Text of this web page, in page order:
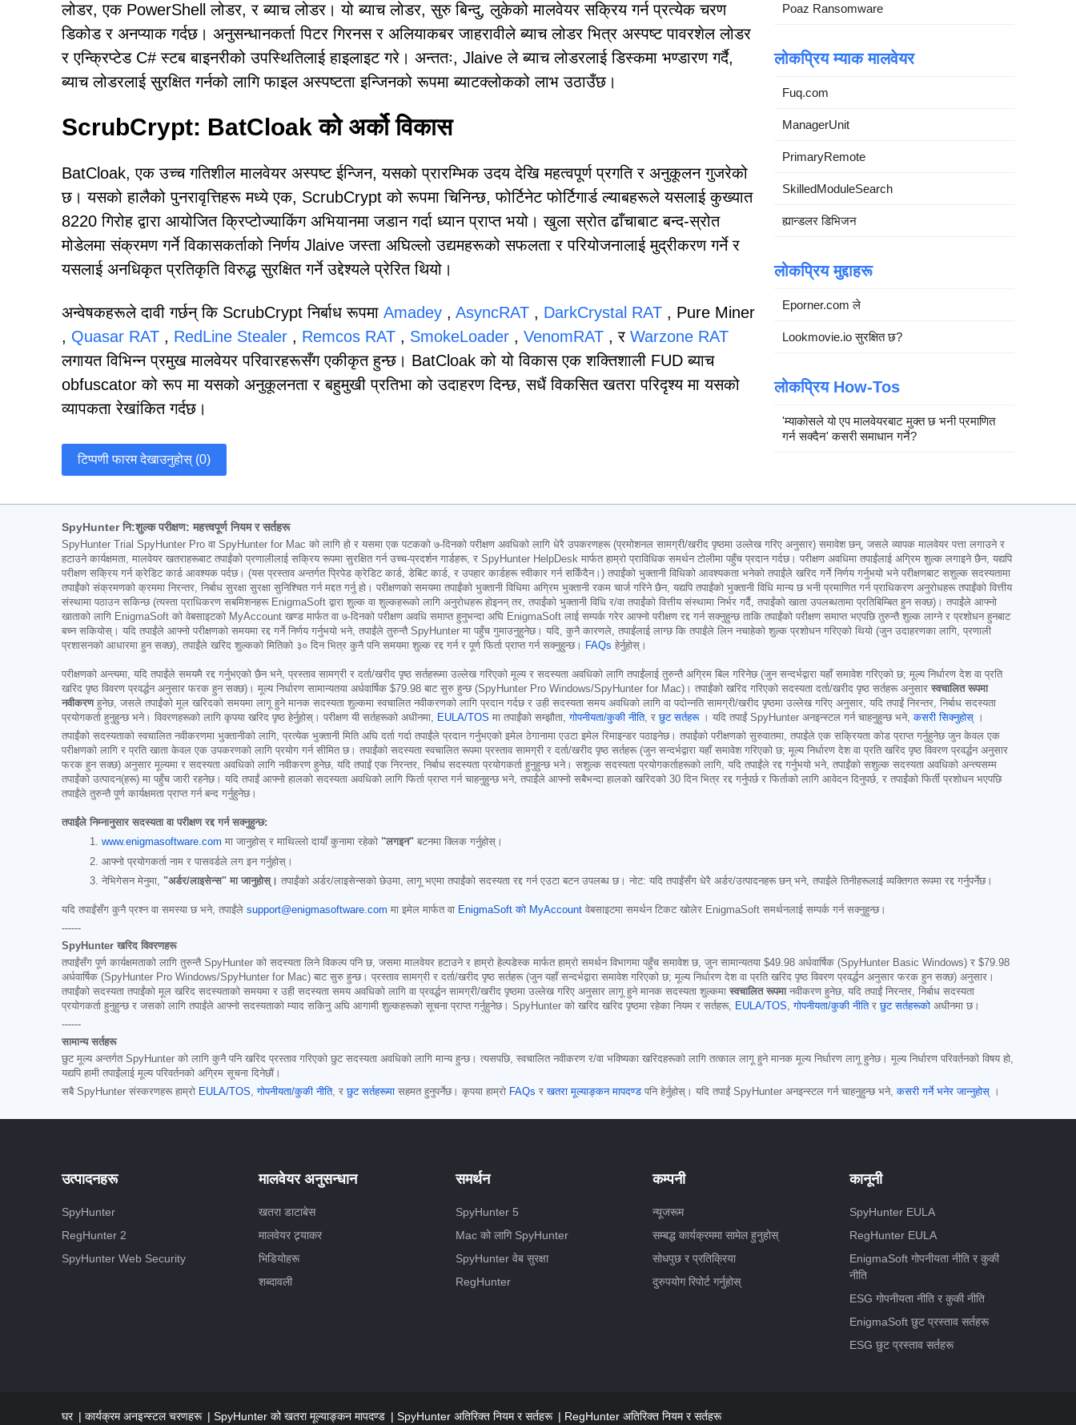
लोडर, एक PowerShell लोडर, र ब्याच लोडर। यो ब्याच लोडर, सुरु बिन्दु, लुकेको मालवेयर सक्रिय गर्न प्रत्येक चरण
डिकोड र अनप्याक गर्दछ। अनुसन्धानकर्ता पिटर गिरनस र अलियाकबर जाहरावीले ब्याच लोडर भित्र अस्पष्ट पावरशेल लोडर
र एन्क्रिप्टेड C# स्टब बाइनरीको उपस्थितिलाई हाइलाइट गरे। अन्ततः, Jlaive ले ब्याच लोडरलाई डिस्कमा भण्डारण गर्दै,
ब्याच लोडरलाई सुरक्षित गर्नको लागि फाइल अस्पष्टता इन्जिनको रूपमा ब्याटक्लोकको लाभ उठाउँछ।
ScrubCrypt: BatCloak को अर्को विकास
BatCloak, एक उच्च गतिशील मालवेयर अस्पष्ट ईन्जिन, यसको प्रारम्भिक उदय देखि महत्वपूर्ण प्रगति र अनुकूलन गुजरेको
छ। यसको हालैको पुनरावृत्तिहरू मध्ये एक, ScrubCrypt को रूपमा चिनिन्छ, फोर्टिनेट फोर्टिगार्ड ल्याबहरूले यसलाई कुख्यात
8220 गिरोह द्वारा आयोजित क्रिप्टोज्याकिंग अभियानमा जडान गर्दा ध्यान प्राप्त भयो। खुला स्रोत ढाँचाबाट बन्द-स्रोत
मोडेलमा संक्रमण गर्ने विकासकर्ताको निर्णय Jlaive जस्ता अघिल्लो उद्यमहरूको सफलता र परियोजनालाई मुद्रीकरण गर्ने र
यसलाई अनधिकृत प्रतिकृति विरुद्ध सुरक्षित गर्ने उद्देश्यले प्रेरित थियो।
अन्वेषकहरूले दावी गर्छन् कि ScrubCrypt निर्बाध रूपमा Amadey , AsyncRAT , DarkCrystal RAT , Pure Miner
, Quasar RAT , RedLine Stealer , Remcos RAT , SmokeLoader , VenomRAT , र Warzone RAT
लगायत विभिन्न प्रमुख मालवेयर परिवारहरूसँग एकीकृत हुन्छ। BatCloak को यो विकास एक शक्तिशाली FUD ब्याच
obfuscator को रूप मा यसको अनुकूलनता र बहुमुखी प्रतिभा को उदाहरण दिन्छ, सधैं विकसित खतरा परिदृश्य मा यसको
व्यापकता रेखांकित गर्दछ।
टिप्पणी फारम देखाउनुहोस् (0)
Poaz Ransomware
लोकप्रिय म्याक मालवेयर
Fuq.com
ManagerUnit
PrimaryRemote
SkilledModuleSearch
ह्यान्डलर डिभिजन
लोकप्रिय मुद्दाहरू
Eporner.com ले
Lookmovie.io सुरक्षित छ?
लोकप्रिय How-Tos
'म्याकोसले यो एप मालवेयरबाट मुक्त छ भनी प्रमाणित
गर्न सक्दैन' कसरी समाधान गर्ने?
SpyHunter नि:शुल्क परीक्षण: महत्त्वपूर्ण नियम र सर्तहरू
SpyHunter Trial SpyHunter Pro वा SpyHunter for Mac को लागि हो र यसमा एक पटकको ७-दिनको परीक्षण अवधिको लागि धेरै उपकरणहरू (प्रमोशनल सामग्री/खरीद पृष्ठमा उल्लेख गरिए अनुसार) समावेश छन्, जसले व्यापक मालवेयर पत्ता लगाउने र
हटाउने कार्यक्षमता, मालवेयर खतराहरूबाट तपाईंको प्रणालीलाई सक्रिय रूपमा सुरक्षित गर्न उच्च-प्रदर्शन गार्डहरू, र SpyHunter HelpDesk मार्फत हाम्रो प्राविधिक समर्थन टोलीमा पहुँच प्रदान गर्दछ। परीक्षण अवधिमा तपाईंलाई अग्रिम शुल्क लगाइने छैन, यद्यपि
परीक्षण सक्रिय गर्न क्रेडिट कार्ड आवश्यक पर्दछ। (यस प्रस्ताव अन्तर्गत प्रिपेड क्रेडिट कार्ड, डेबिट कार्ड, र उपहार कार्डहरू स्वीकार गर्न सकिँदैन।) तपाईंको भुक्तानी विधिको आवश्यकता भनेको तपाईंले खरिद गर्ने निर्णय गर्नुभयो भने परीक्षणबाट सशुल्क सदस्यतामा
तपाईंको संक्रमणको क्रममा निरन्तर, निर्बाध सुरक्षा सुरक्षा सुनिश्चित गर्न मद्दत गर्नु हो। परीक्षणको समयमा तपाईंको भुक्तानी विधिमा अग्रिम भुक्तानी रकम चार्ज गरिने छैन, यद्यपि तपाईंको भुक्तानी विधि मान्य छ भनी प्रमाणित गर्न प्राधिकरण अनुरोधहरू तपाईंको वित्तीय
संस्थामा पठाउन सकिन्छ (त्यस्ता प्राधिकरण सबमिशनहरू EnigmaSoft द्वारा शुल्क वा शुल्कहरूको लागि अनुरोधहरू होइनन् तर, तपाईंको भुक्तानी विधि र/वा तपाईंको वित्तीय संस्थामा निर्भर गर्दै, तपाईंको खाता उपलब्धतामा प्रतिबिम्बित हुन सक्छ)। तपाईंले आफ्नो
खाताको लागि EnigmaSoft को वेबसाइटको MyAccount खण्ड मार्फत वा ७-दिनको परीक्षण अवधि समाप्त हुनुभन्दा अघि EnigmaSoft लाई सम्पर्क गरेर आफ्नो परीक्षण रद्द गर्न सक्नुहुन्छ ताकि तपाईंको परीक्षण समाप्त भएपछि तुरुन्तै शुल्क लाग्ने र प्रशोधन हुनबाट
बच्न सकियोस्। यदि तपाईंले आफ्नो परीक्षणको समयमा रद्द गर्ने निर्णय गर्नुभयो भने, तपाईंले तुरुन्तै SpyHunter मा पहुँच गुमाउनुहुनेछ। यदि, कुनै कारणले, तपाईंलाई लाग्छ कि तपाईंले लिन नचाहेको शुल्क प्रशोधन गरिएको थियो (जुन उदाहरणका लागि, प्रणाली
प्रशासनको आधारमा हुन सक्छ), तपाईंले खरिद शुल्कको मितिको ३० दिन भित्र कुनै पनि समयमा शुल्क रद्द गर्न र पूर्ण फिर्ता प्राप्त गर्न सक्नुहुन्छ।
FAQs हेर्नुहोस्।
परीक्षणको अन्त्यमा, यदि तपाईंले समयमै रद्द गर्नुभएको छैन भने, प्रस्ताव सामग्री र दर्ता/खरीद पृष्ठ सर्तहरूमा उल्लेख गरिएको मूल्य र सदस्यता अवधिको लागि तपाईंलाई तुरुन्तै अग्रिम बिल गरिनेछ (जुन सन्दर्भद्वारा यहाँ समावेश गरिएको छ; मूल्य निर्धारण देश वा प्रति
खरिद पृष्ठ विवरण प्रवर्द्धन अनुसार फरक हुन सक्छ)। मूल्य निर्धारण सामान्यतया अर्धवार्षिक $79.98 बाट सुरु हुन्छ (SpyHunter Pro Windows/SpyHunter for Mac)। तपाईंको खरिद गरिएको सदस्यता दर्ता/खरीद पृष्ठ सर्तहरू अनुसार स्वचालित रूपमा
नवीकरणहुनेछ, जसले तपाईंको मूल खरिदको समयमा लागू हुने मानक सदस्यता शुल्कमा स्वचालित नवीकरणको लागि प्रदान गर्दछ र उही सदस्यता समय अवधिको लागि वा पदोन्नति सामग्री/खरीद पृष्ठमा उल्लेख गरिए अनुसार, यदि तपाईं निरन्तर, निर्बाध सदस्यता
प्रयोगकर्ता हुनुहुन्छ भने। विवरणहरूको लागि कृपया खरिद पृष्ठ हेर्नुहोस्। परीक्षण यी सर्तहरूको अधीनमा, EULA/TOS मा तपाईंको सम्झौता,गोपनीयता/कुकी नीति, रछुट सर्तहरू। यदि तपाईं SpyHunter अनइन्स्टल गर्न चाहनुहुन्छ भने,कसरी सिक्नुहोस् ।
तपाईंको सदस्यताको स्वचालित नवीकरणमा भुक्तानीको लागि, प्रत्येक भुक्तानी मिति अघि दर्ता गर्दा तपाईंले प्रदान गर्नुभएको इमेल ठेगानामा एउटा इमेल रिमाइन्डर पठाइनेछ। तपाईंको परीक्षणको सुरुवातमा, तपाईंले एक सक्रियता कोड प्राप्त गर्नुहुनेछ जुन केवल एक
परीक्षणको लागि र प्रति खाता केवल एक उपकरणको लागि प्रयोग गर्न सीमित छ। तपाईंको सदस्यता स्वचालित रूपमा प्रस्ताव सामग्री र दर्ता/खरीद पृष्ठ सर्तहरू (जुन सन्दर्भद्वारा यहाँ समावेश गरिएको छ; मूल्य निर्धारण देश वा प्रति खरिद पृष्ठ विवरण प्रवर्द्धन अनुसार
फरक हुन सक्छ) अनुसार मूल्यमा र सदस्यता अवधिको लागि नवीकरण हुनेछ, यदि तपाईं एक निरन्तर, निर्बाध सदस्यता प्रयोगकर्ता हुनुहुन्छ भने। सशुल्क सदस्यता प्रयोगकर्ताहरूको लागि, यदि तपाईंले रद्द गर्नुभयो भने, तपाईंको सशुल्क सदस्यता अवधिको अन्त्यसम्म
तपाईंको उत्पादन(हरू) मा पहुँच जारी रहनेछ। यदि तपाईं आफ्नो हालको सदस्यता अवधिको लागि फिर्ता प्राप्त गर्न चाहनुहुन्छ भने, तपाईंले आफ्नो सबैभन्दा हालको खरिदको 30 दिन भित्र रद्द गर्नुपर्छ र फिर्ताको लागि आवेदन दिनुपर्छ, र तपाईंको फिर्ती प्रशोधन भएपछि
तपाईंले तुरुन्तै पूर्ण कार्यक्षमता प्राप्त गर्न बन्द गर्नुहुनेछ।
तपाईंले निम्नानुसार सदस्यता वा परीक्षण रद्द गर्न सक्नुहुन्छ:
www.enigmasoftware.com मा जानुहोस् र माथिल्लो दायाँ कुनामा रहेको "लगइन" बटनमा क्लिक गर्नुहोस्।
आफ्नो प्रयोगकर्ता नाम र पासवर्डले लग इन गर्नुहोस्।
नेभिगेसन मेनुमा, "अर्डर/लाइसेन्स" मा जानुहोस्। तपाईंको अर्डर/लाइसेन्सको छेउमा, लागू भएमा तपाईंको सदस्यता रद्द गर्न एउटा बटन उपलब्ध छ। नोट: यदि तपाईंसँग धेरै अर्डर/उत्पादनहरू छन् भने, तपाईंले तिनीहरूलाई व्यक्तिगत रूपमा रद्द गर्नुपर्नेछ।
यदि तपाईंसँग कुनै प्रश्न वा समस्या छ भने, तपाईंले support@enigmasoftware.com मा इमेल मार्फत वा EnigmaSoft को MyAccount वेबसाइटमा समर्थन टिकट खोलेर EnigmaSoft समर्थनलाई सम्पर्क गर्न सक्नुहुन्छ।
------
SpyHunter खरिद विवरणहरू
तपाईंसँग पूर्ण कार्यक्षमताको लागि तुरुन्तै SpyHunter को सदस्यता लिने विकल्प पनि छ, जसमा मालवेयर हटाउने र हाम्रो हेल्पडेस्क मार्फत हाम्रो समर्थन विभागमा पहुँच समावेश छ, जुन सामान्यतया $49.98 अर्धवार्षिक (SpyHunter Basic Windows) र $79.98
अर्धवार्षिक (SpyHunter Pro Windows/SpyHunter for Mac) बाट सुरु हुन्छ। प्रस्ताव सामग्री र दर्ता/खरीद पृष्ठ सर्तहरू (जुन यहाँ सन्दर्भद्वारा समावेश गरिएको छ; मूल्य निर्धारण देश वा प्रति खरिद पृष्ठ विवरण प्रवर्द्धन अनुसार फरक हुन सक्छ) अनुसार।
तपाईंको सदस्यता तपाईंको मूल खरिद सदस्यताको समयमा र उही सदस्यता समय अवधिको लागि वा प्रवर्द्धन सामग्री/खरीद पृष्ठमा उल्लेख गरिए अनुसार लागू हुने मानक सदस्यता शुल्कमा स्वचालित रूपमानवीकरण हुनेछ, यदि तपाईं निरन्तर, निर्बाध सदस्यता
प्रयोगकर्ता हुनुहुन्छ र जसको लागि तपाईंले आफ्नो सदस्यताको म्याद सकिनु अघि आगामी शुल्कहरूको सूचना प्राप्त गर्नुहुनेछ। SpyHunter को खरिद खरिद पृष्ठमा रहेका नियम र सर्तहरू, EULA/TOS,गोपनीयता/कुकी नीतिरछुट सर्तहरूको अधीनमा छ।
------
सामान्य सर्तहरू
छुट मूल्य अन्तर्गत SpyHunter को लागि कुनै पनि खरिद प्रस्ताव गरिएको छुट सदस्यता अवधिको लागि मान्य हुन्छ। त्यसपछि, स्वचालित नवीकरण र/वा भविष्यका खरिदहरूको लागि तत्काल लागू हुने मानक मूल्य निर्धारण लागू हुनेछ। मूल्य निर्धारण परिवर्तनको विषय हो,
यद्यपि हामी तपाईंलाई मूल्य परिवर्तनको अग्रिम सूचना दिनेछौं।
सबै SpyHunter संस्करणहरू हाम्रो EULA/TOS,गोपनीयता/कुकी नीति, रछुट सर्तहरूमा सहमत हुनुपर्नेछ। कृपया हाम्रो FAQs रखतरा मूल्याङ्कन मापदण्ड पनि हेर्नुहोस्। यदि तपाईं SpyHunter अनइन्स्टल गर्न चाहनुहुन्छ भने,कसरी गर्ने भनेर जान्नुहोस् ।
उत्पादनहरू
SpyHunter
RegHunter 2
SpyHunter Web Security
मालवेयर अनुसन्धान
खतरा डाटाबेस
मालवेयर ट्र्याकर
भिडियोहरू
शब्दावली
समर्थन
SpyHunter 5
Mac को लागि SpyHunter
SpyHunter वेब सुरक्षा
RegHunter
कम्पनी
न्यूजरूम
सम्बद्ध कार्यक्रममा सामेल हुनुहोस्
सोधपुछ र प्रतिक्रिया
दुरुपयोग रिपोर्ट गर्नुहोस्
कानूनी
SpyHunter EULA
RegHunter EULA
EnigmaSoft गोपनीयता नीति र कुकी
नीति
ESG गोपनीयता नीति र कुकी नीति
EnigmaSoft छुट प्रस्ताव सर्तहरू
ESG छुट प्रस्ताव सर्तहरू
घर कार्यक्रम अनइन्स्टल चरणहरू SpyHunter को खतरा मूल्याङ्कन मापदण्ड SpyHunter अतिरिक्त नियम र सर्तहरू RegHunter अतिरिक्त नियम र सर्तहरू